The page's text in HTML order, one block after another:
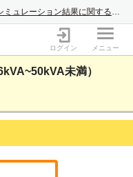
中東情勢を受けた電気料金シミュレーション結果に関するご案内
ト エネチェンジ
ログイン メニュー
未満）